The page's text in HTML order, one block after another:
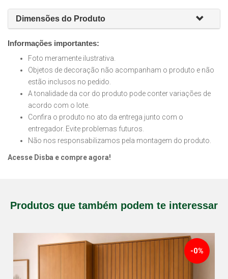
Dimensões do Produto
Informações importantes:
Foto meramente ilustrativa.
Objetos de decoração não acompanham o produto e não
estão inclusos no pedido.
A tonalidade da cor do produto pode conter variações de
acordo com o lote.
Confira o produto no ato da entrega junto com o
entregador. Evite problemas futuros.
Não nos responsabilizamos pela montagem do produto.
Acesse Disba e compre agora!
Produtos que também podem te interessar
-0%